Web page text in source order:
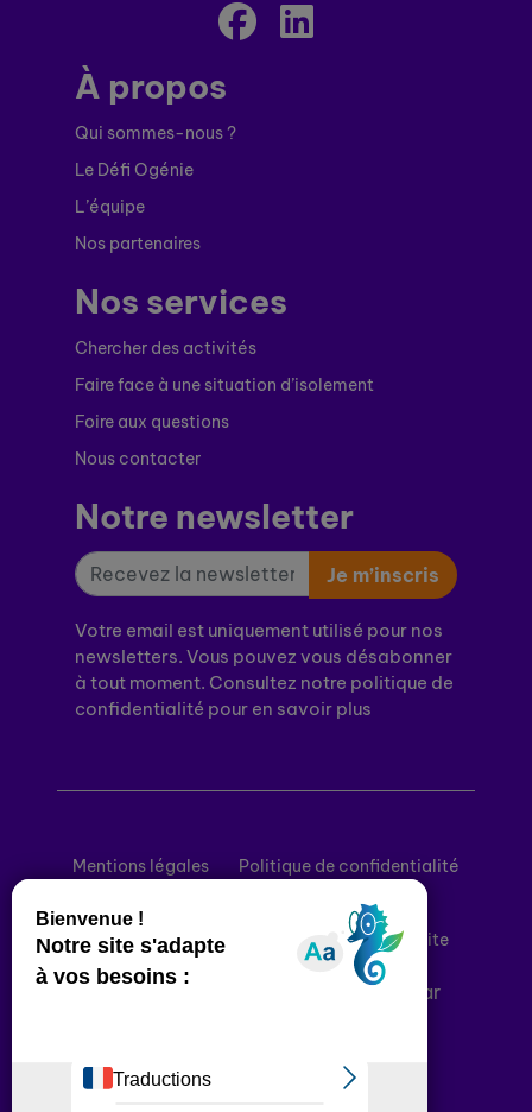
À propos
Qui sommes-nous ?
Le Défi Ogénie
L’équipe
Nos partenaires
Nos services
Chercher des activités
Faire face à une situation d’isolement
Foire aux questions
Nous contacter
Notre newsletter
Je m’inscris
Votre email est uniquement utilisé pour nos
newsletters. Vous pouvez vous désabonner
à tout moment. Consultez notre politique de
confidentialité pour en savoir plus
Mentions légales
Politique de confidentialité
Conditions générales d’utilisation
Déclaration d’accessibilité
Plan du site
Plateforme développée en France par